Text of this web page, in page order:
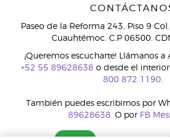
Paseo de la Reforma 243, Piso 9
Cuauhtémoc. C.P 06500.
¡Queremos escucharte! Llámanos
+52 55 89628638 o desde el
800 872 1190.
También puedes escribirnos por
89628638. O por FB